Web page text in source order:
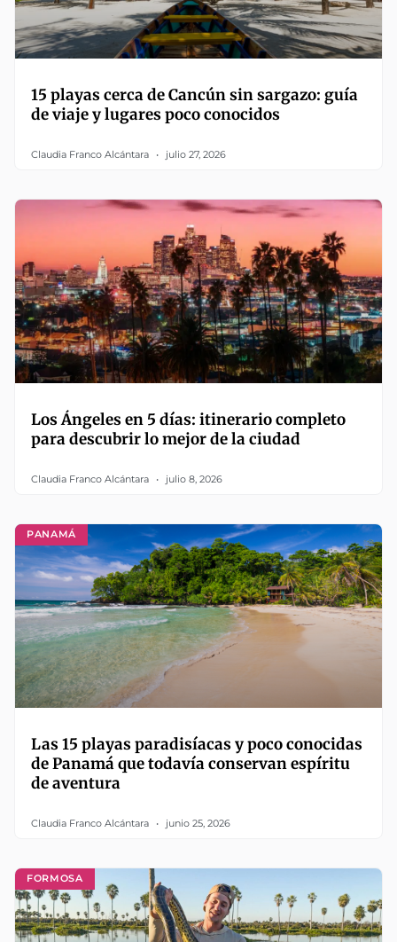
15 playas cerca de Cancún sin sargazo: guía
de viaje y lugares poco conocidos
Claudia Franco Alcántara julio 27, 2026
Los Ángeles en 5 días: itinerario completo
para descubrir lo mejor de la ciudad
Claudia Franco Alcántara julio 8, 2026
PANAMÁ
Las 15 playas paradisíacas y poco conocidas
de Panamá que todavía conservan espíritu
de aventura
Claudia Franco Alcántara junio 25, 2026
FORMOSA